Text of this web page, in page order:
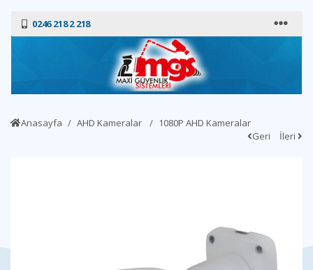
0246 218 2 218
Anasayfa AHD Kameralar
1080P AHD Kameralar
Geri
İleri